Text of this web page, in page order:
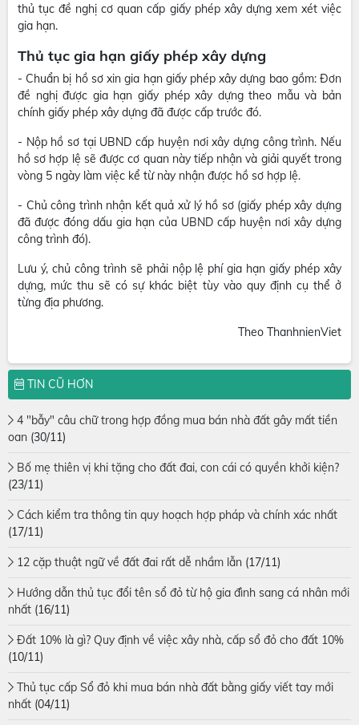
thủ tục đề nghị cơ quan cấp giấy phép xây dựng xem xét việc
gia hạn.
Thủ tục gia hạn giấy phép xây dựng
- Chuẩn bị hồ sơ xin gia hạn giấy phép xây dựng bao gồm: Đơn
đề nghị được gia hạn giấy phép xây dựng theo mẫu và bản
chính giấy phép xây dựng đã được cấp trước đó.
- Nộp hồ sơ tại UBND cấp huyện nơi xây dựng công trình. Nếu
hồ sơ hợp lệ sẽ được cơ quan này tiếp nhận và giải quyết trong
vòng 5 ngày làm việc kể từ này nhận được hồ sơ hợp lệ.
- Chủ công trình nhận kết quả xử lý hồ sơ (giấy phép xây dựng
đã được đóng dấu gia hạn của UBND cấp huyện nơi xây dựng
công trình đó).
Lưu ý, chủ công trình sẽ phải nộp lệ phí gia hạn giấy phép xây
dựng, mức thu sẽ có sự khác biệt tùy vào quy định cụ thể ở
từng địa phương.
Theo ThanhnienViet
TIN CŨ HƠN
4 "bẫy" câu chữ trong hợp đồng mua bán nhà đất gây mất tiền
oan (30/11)
Bố mẹ thiên vị khi tặng cho đất đai, con cái có quyền khởi kiện?
(23/11)
Cách kiểm tra thông tin quy hoạch hợp pháp và chính xác nhất
(17/11)
12 cặp thuật ngữ về đất đai rất dễ nhầm lẫn (17/11)
Hướng dẫn thủ tục đổi tên sổ đỏ từ hộ gia đình sang cá nhân mới
nhất (16/11)
Đất 10% là gì? Quy định về việc xây nhà, cấp sổ đỏ cho đất 10%
(10/11)
Thủ tục cấp Sổ đỏ khi mua bán nhà đất bằng giấy viết tay mới
nhất (04/11)